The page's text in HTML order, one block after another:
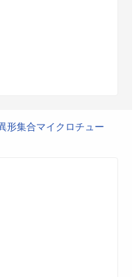
形集合マイクロチュー